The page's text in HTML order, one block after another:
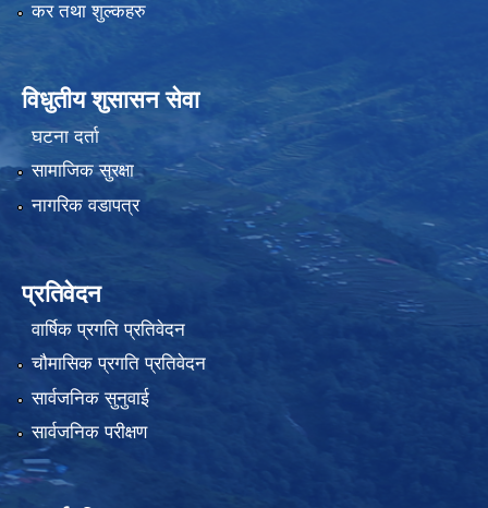
कर तथा शुल्कहरु
विधुतीय शुसासन सेवा
घटना दर्ता
सामाजिक सुरक्षा
नागरिक वडापत्र
प्रतिवेदन
वार्षिक प्रगति प्रतिवेदन
चौमासिक प्रगति प्रतिवेदन
सार्वजनिक सुनुवाई
सार्वजनिक परीक्षण